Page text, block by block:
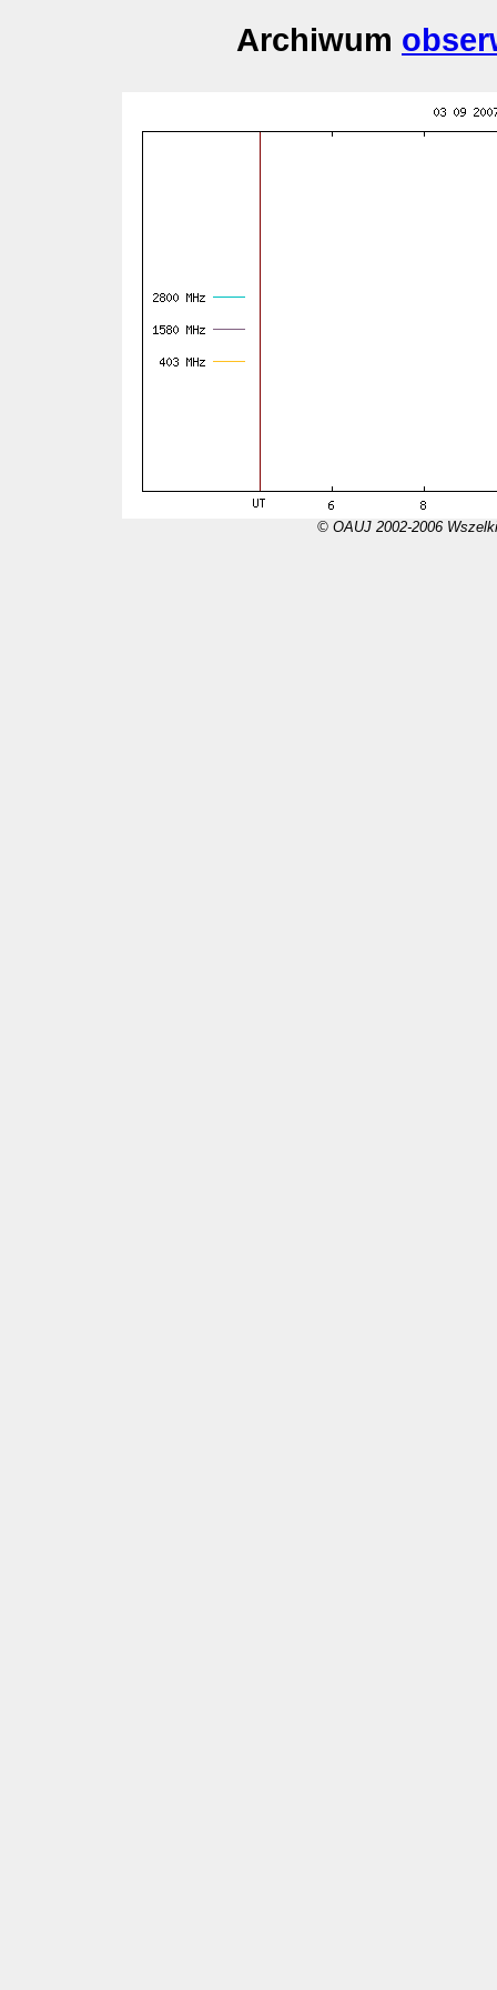
Archiwum
© OAUJ 2002-2006